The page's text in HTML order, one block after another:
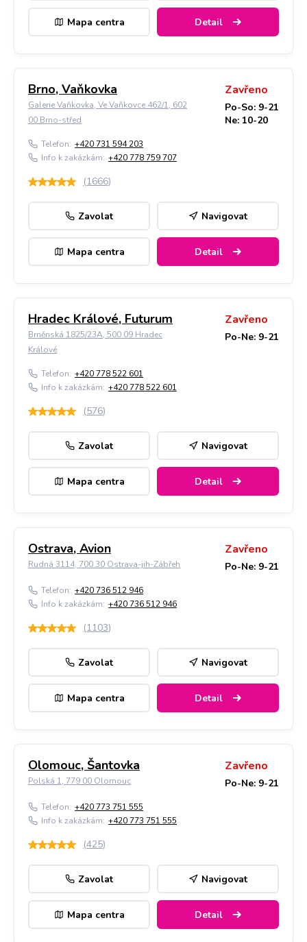
Mapa centra Detail
Brno, Vaňkovka
Galerie Vaňkovka, Ve Vaňkovce 462/1, 602
00 Brno-střed
Zavřeno
Po-So: 9-21
Ne: 10-20
Telefon: +420 731 594 203
Info k zakázkám: +420 778 759 707
(1666)
Zavolat Navigovat
Mapa centra Detail
Hradec Králové, Futurum
Brněnská 1825/23A, 500 09 Hradec
Králové
Zavřeno
Po-Ne: 9-21
Telefon: +420 778 522 601
Info k zakázkám: +420 778 522 601
(576)
Zavolat Navigovat
Mapa centra Detail
Ostrava, Avion
Rudná 3114, 700 30 Ostrava-jih-Zábřeh
Zavřeno
Po-Ne: 9-21
Telefon: +420 736 512 946
Info k zakázkám: +420 736 512 946
(1103)
Zavolat Navigovat
Mapa centra Detail
Olomouc, Šantovka
Polská 1, 779 00 Olomouc
Zavřeno
Po-Ne: 9-21
Telefon: +420 773 751 555
Info k zakázkám: +420 773 751 555
(425)
Zavolat Navigovat
Mapa centra Detail